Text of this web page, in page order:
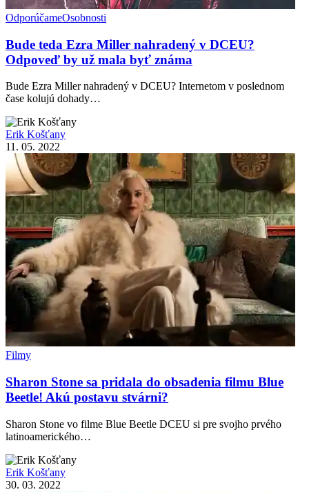
OdporúčameOsobnosti
Bude teda Ezra Miller nahradený v DCEU?
Odpoveď by už mala byť známa
Bude Ezra Miller nahradený v DCEU? Internetom v poslednom
čase kolujú dohady…
Erik Košťany
11. 05. 2022
Filmy
Sharon Stone sa pridala do obsadenia filmu Blue
Beetle! Akú postavu stvárni?
Sharon Stone vo filme Blue Beetle DCEU si pre svojho prvého
latinoamerického…
Erik Košťany
30. 03. 2022